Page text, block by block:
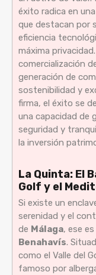
éxito radica en
que destacan por
eficiencia
máxima
comercialización
generación de
sostenibilidad y
firma, el éxito se
una capacidad de
seguridad y
la inversión
La Quinta: El
Golf y el
Si existe un
serenidad y el
de Málaga, ese es
Benahavís.
como el Valle del
famoso por